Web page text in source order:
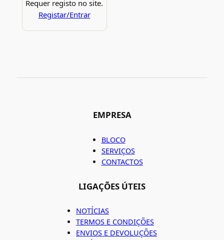
Requer registo no site.
Registar/Entrar
EMPRESA
BLOCO
SERVIÇOS
CONTACTOS
LIGAÇÕES ÚTEIS
NOTÍCIAS
TERMOS E CONDIÇÕES
ENVIOS E DEVOLUÇÕES